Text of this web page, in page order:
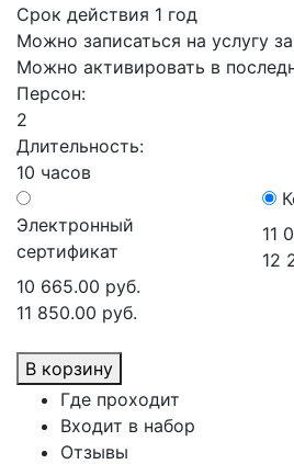
Срок действия 1 год
Можно записаться на услугу
Можно активировать в
Персон:
2
Длительность:
10 часов
Электронный
сертификат
10 665.00 руб.
11 850.00 руб.
11
12
В корзину
Где проходит
Входит в набор
Отзывы